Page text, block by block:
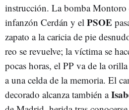
instrucción. La bomba Montoro
infanzón Cerdán y el PSOE
zapato a la caricia de pie
reo se revuelve; la víctima se
pocas horas, el PP va de la
a una celda de la memoria. El
decorado alcanza también a